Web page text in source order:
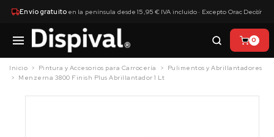
Envío gratuitoen la península desde 15,95 € IVA incluido · Excepto Orac Decor
×
0
Inicio Pintura y Accesorios para Carrocería
Pulimentos y Abrillantadores
Menzerna 3800 Finish Plus Abrillantador 1 Lt